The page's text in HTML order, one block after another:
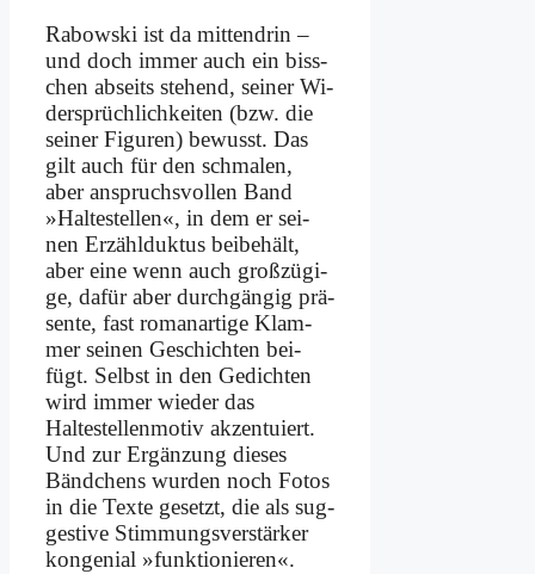
Ra­bow­ski ist da mit­ten­drin –
und doch im­mer auch ein biss­
chen ab­seits ste­hend, sei­ner Wi­
der­sprüch­lich­kei­ten (bzw. die
sei­ner Fi­gu­ren) be­wusst. Das
gilt auch für den schma­len,
aber an­spruchs­vol­len Band
»Hal­te­stel­len«, in dem er sei­
nen Er­zähl­duk­tus bei­be­hält,
aber ei­ne wenn auch groß­zü­gi­
ge, da­für aber durch­gän­gig prä­
sen­te, fast ro­man­ar­ti­ge Klam­
mer sei­nen Ge­schich­ten bei­
fügt. Selbst in den Ge­dich­ten
wird im­mer wie­der das
Haltestellen­motiv ak­zen­tu­iert.
Und zur Er­gän­zung die­ses
Bänd­chens wur­den noch Fo­tos
in die Tex­te ge­setzt, die als sug­
ge­sti­ve Stim­mungs­ver­stär­ker
kon­ge­ni­al »funk­tio­nie­ren«.